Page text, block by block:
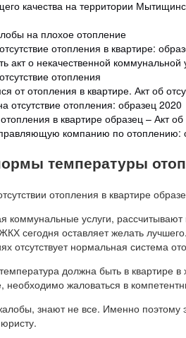
качества на территории
на плохое отопление
отопления в квартире:
акт о некачественной
отопления
от отопления в квартире. Акт об
отсутствие отопления: образец 2020
в квартире образец – Акт
компанию по отоплению:
температуры
коммунальные услуги,
сегодня оставляет желать
отсутствует нормальная система
должна быть в квартире
необходимо жаловаться в
знают не все. Именно